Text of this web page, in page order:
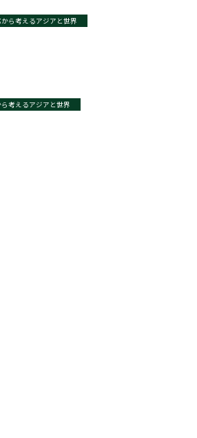
ら考えるアジアと世界
考えるアジアと世界